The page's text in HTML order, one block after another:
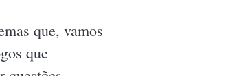
que, vamos
que